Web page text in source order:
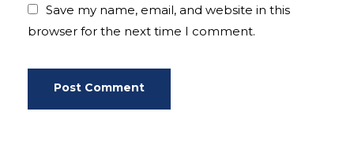
Save my name, email, and website in this
browser for the next time I comment.